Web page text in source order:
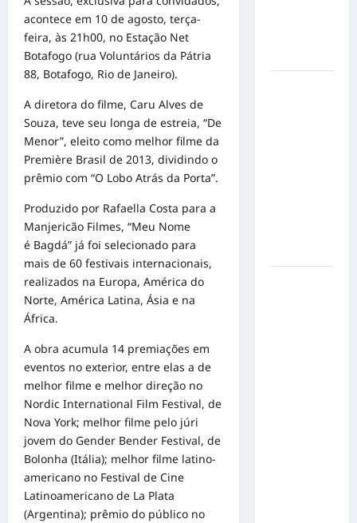
acontece em 10 de agosto, terça-
feira, às 21h00, no Estação Net
Botafogo (rua Voluntários da Pátria
88, Botafogo, Rio de Janeiro).
A diretora do filme, Caru Alves de
Souza, teve seu longa de estreia, “De
Menor”, eleito como melhor filme da
Première Brasil de 2013, dividindo o
prêmio com “O Lobo Atrás da Porta”.
Produzido por Rafaella Costa para a
Manjericão Filmes, “Meu Nome
é Bagdá” já foi selecionado para
mais de 60 festivais internacionais,
realizados na Europa, América do
Norte, América Latina, Ásia e na
África.
A obra acumula 14 premiações em
eventos no exterior, entre elas a de
melhor filme e melhor direção no
Nordic International Film Festival, de
Nova York; melhor filme pelo júri
jovem do Gender Bender Festival, de
Bolonha (Itália); melhor filme latino-
americano no Festival de Cine
Latinoamericano de La Plata
(Argentina); prêmio do público no